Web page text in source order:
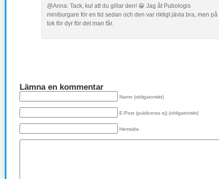
@Anna: Tack, kul att du gillar den! 😀 Jag åt Pubologis
miniburgare för en tid sedan och den var riktigt jävla bra, men på
tok för dyr för det man får.
Lämna en kommentar
Namn (obligatoriskt)
E-Post (publiceras ej) (obligatoriskt)
Hemsida